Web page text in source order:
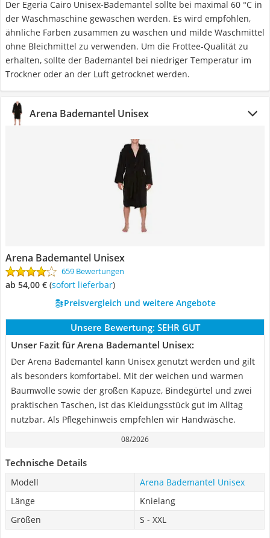
Der Egeria Cairo Unisex-Bademantel sollte bei maximal 60 °C in
der Waschmaschine gewaschen werden. Es wird empfohlen,
ähnliche Farben zusammen zu waschen und milde Waschmittel
ohne Bleichmittel zu verwenden. Um die Frottee-Qualität zu
erhalten, sollte der Bademantel bei niedriger Temperatur im
Trockner oder an der Luft getrocknet werden.
Arena Bademantel Unisex
Arena Bademantel Unisex
659 Bewertungen
ab 54,00 € ( Sofort lieferbar)
Preisvergleich und weitere Angebote
Unsere Bewertung: SEHR GUT
Unser Fazit für Arena Bademantel Unisex:
Der Arena Bademantel kann Unisex genutzt werden und gilt
als besonders komfortabel. Mit der weichen und warmen
Baumwolle sowie der großen Kapuze, Bindegürtel und zwei
praktischen Taschen, ist das Kleidungsstück gut im Alltag
nutzbar. Als Pflegehinweis empfehlen wir Handwäsche.
08/2026
Technische Details
Modell
Arena Bademantel Unisex
Länge
Knielang
Größen
S - XXL